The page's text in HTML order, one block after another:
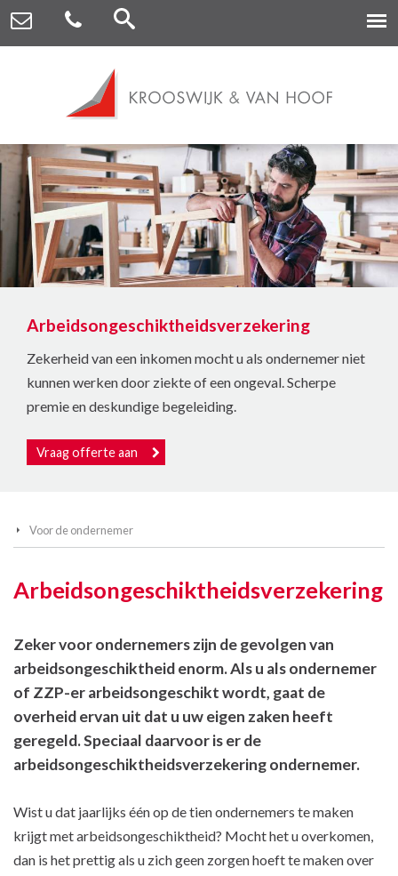
Arbeidsongeschiktheidsverzekering
Zekerheid van een inkomen mocht u als ondernemer niet
kunnen werken door ziekte of een ongeval. Scherpe
premie en deskundige begeleiding.
Vraag offerte aan
Voor de ondernemer
Arbeidsongeschiktheidsverzekering
Zeker voor ondernemers zijn de gevolgen van
arbeidsongeschiktheid enorm. Als u als ondernemer
of ZZP-er arbeidsongeschikt wordt, gaat de
overheid ervan uit dat u uw eigen zaken heeft
geregeld. Speciaal daarvoor is er de
arbeidsongeschiktheidsverzekering ondernemer.
Wist u dat jaarlijks één op de tien ondernemers te maken
krijgt met arbeidsongeschiktheid? Mocht het u overkomen,
dan is het prettig als u zich geen zorgen hoeft te maken over